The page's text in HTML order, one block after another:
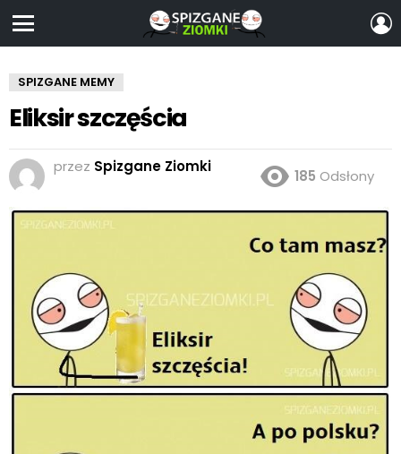
SPIZGANE MEMY
Eliksir szczęścia
przez Spizgane Ziomki
185 Odsłony